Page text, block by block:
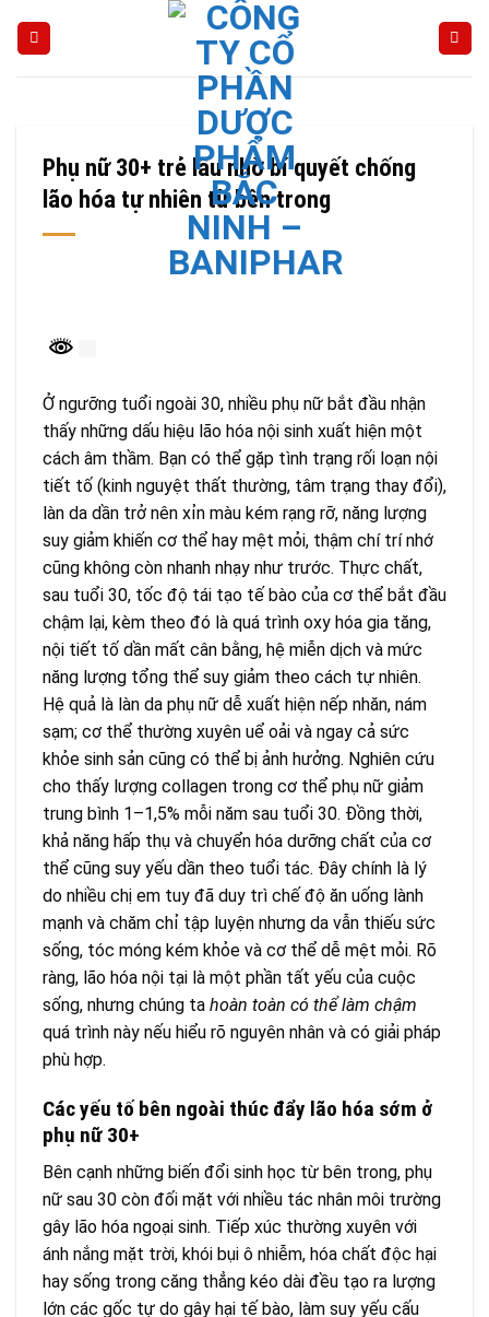
Phụ nữ 30+ trẻ lâu nhờ bí quyết chống
lão hóa tự nhiên từ bên trong
Ở ngưỡng tuổi ngoài 30, nhiều phụ nữ bắt đầu nhận
thấy những dấu hiệu lão hóa nội sinh xuất hiện một
cách âm thầm. Bạn có thể gặp tình trạng rối loạn nội
tiết tố (kinh nguyệt thất thường, tâm trạng thay đổi),
làn da dần trở nên xỉn màu kém rạng rỡ, năng lượng
suy giảm khiến cơ thể hay mệt mỏi, thậm chí trí nhớ
cũng không còn nhanh nhạy như trước. Thực chất,
sau tuổi 30, tốc độ tái tạo tế bào của cơ thể bắt đầu
chậm lại, kèm theo đó là quá trình oxy hóa gia tăng,
nội tiết tố dần mất cân bằng, hệ miễn dịch và mức
năng lượng tổng thể suy giảm theo cách tự nhiên.
Hệ quả là làn da phụ nữ dễ xuất hiện nếp nhăn, nám
sạm; cơ thể thường xuyên uể oải và ngay cả sức
khỏe sinh sản cũng có thể bị ảnh hưởng. Nghiên cứu
cho thấy lượng collagen trong cơ thể phụ nữ giảm
trung bình 1–1,5% mỗi năm sau tuổi 30. Đồng thời,
khả năng hấp thụ và chuyển hóa dưỡng chất của cơ
thể cũng suy yếu dần theo tuổi tác. Đây chính là lý
do nhiều chị em tuy đã duy trì chế độ ăn uống lành
mạnh và chăm chỉ tập luyện nhưng da vẫn thiếu sức
sống, tóc móng kém khỏe và cơ thể dễ mệt mỏi. Rõ
ràng, lão hóa nội tại là một phần tất yếu của cuộc
sống, nhưng chúng ta hoàn toàn có thể làm chậm
quá trình này nếu hiểu rõ nguyên nhân và có giải pháp
phù hợp.
Các yếu tố bên ngoài thúc đẩy lão hóa sớm ở
phụ nữ 30+
Bên cạnh những biến đổi sinh học từ bên trong, phụ
nữ sau 30 còn đối mặt với nhiều tác nhân môi trường
gây lão hóa ngoại sinh. Tiếp xúc thường xuyên với
ánh nắng mặt trời, khói bụi ô nhiễm, hóa chất độc hại
hay sống trong căng thẳng kéo dài đều tạo ra lượng
lớn các gốc tự do gây hại tế bào, làm suy yếu cấu